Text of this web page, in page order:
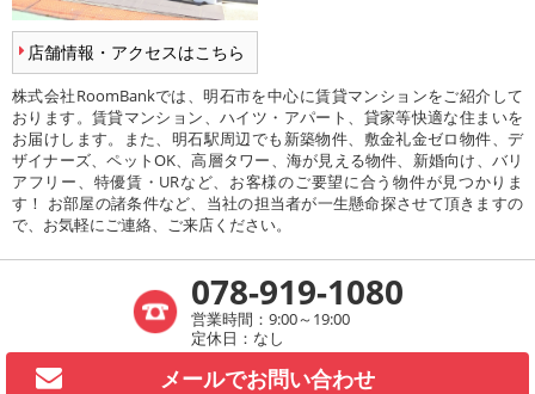
店舗情報・アクセスはこちら
株式会社RoomBankでは、明石市を中心に賃貸マンションをご紹介して
おります。賃貸マンション、ハイツ・アパート、貸家等快適な住まいを
お届けします。また、明石駅周辺でも新築物件、敷金礼金ゼロ物件、デ
ザイナーズ、ペットOK、高層タワー、海が見える物件、新婚向け、バリ
アフリー、特優賃・URなど、お客様のご要望に合う物件が見つかりま
す！ お部屋の諸条件など、当社の担当者が一生懸命探させて頂きますの
で、お気軽にご連絡、ご来店ください。
078-919-1080
営業時間：9:00～19:00
定休日：なし
メールでお問い合わせ